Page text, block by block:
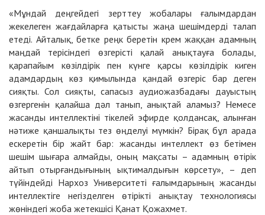
«Мұндай деңгейдегі зерттеу жобалары ғалымдардан
жекелеген жағдайларға қатысты жаңа шешімдерді талап
етеді. Айталық, бетке реңк беретін крем жаққан адамның
маңдай терісіндегі өзгерісті қалай анықтауға болады,
қарапайым көзілдірік пен күнге қарсы көзілдірік киген
адамдардың көз қимылында қандай өзгеріс бар деген
сияқты. Сол сияқты, сапасыз аудиожазбадағы дауыстың
өзгергенін қалайша дәл танып, анықтай аламыз? Немесе
жасанды интеллектіні тікелей эфирде қолдансақ, алынған
нәтиже қаншалықты тез өңделуі мүмкін? Бірақ бұл арада
ескеретін бір жайт бар: жасанды интеллект өз бетімен
шешім шығара алмайды, оның мақсаты – адамның өтірік
айтып отырғандығының ықтималдығын көрсету», – деп
түйіндейді Нархоз Университеті ғалымдарының жасанды
интеллектіге негізделген өтірікті анықтау технологиясы
жөніндегі жоба жетекшісі Қанат Қожахмет.